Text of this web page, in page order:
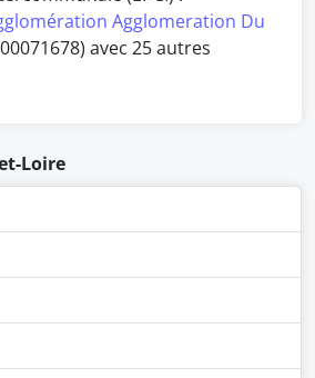
Agglomeration Du
avec 25 autres
Loire